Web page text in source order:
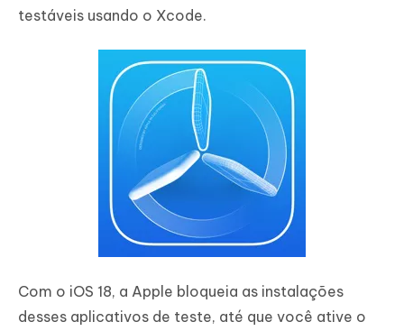
testáveis usando o Xcode.
Com o iOS 18, a Apple bloqueia as instalações
desses aplicativos de teste, até que você ative o